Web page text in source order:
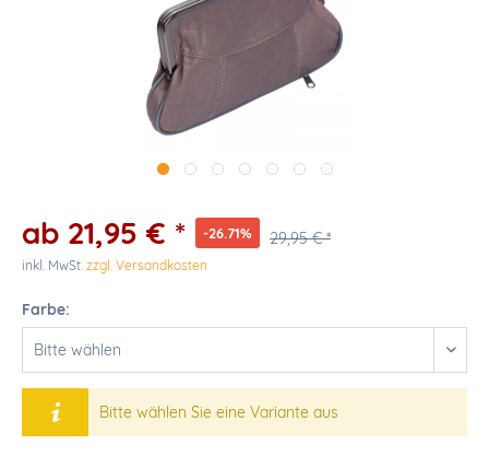
ab 21,95 € * -26.71% 29,95 € *
inkl. MwSt. zzgl. Versandkosten
Farbe:
Bitte wählen Sie eine Variante aus